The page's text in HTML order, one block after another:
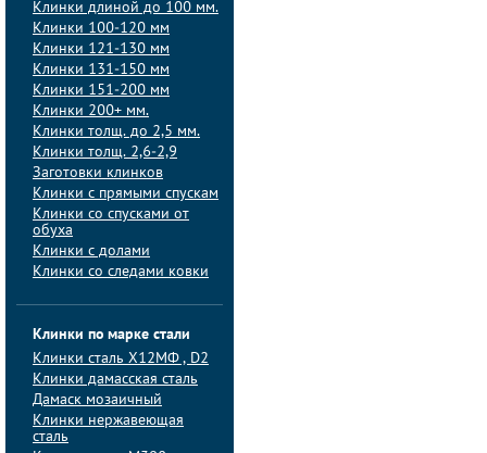
Клинки длиной до 100 мм.
Клинки 100-120 мм
Клинки 121-130 мм
Клинки 131-150 мм
Клинки 151-200 мм
Клинки 200+ мм.
Клинки толщ. до 2,5 мм.
Клинки толщ. 2,6-2,9
Заготовки клинков
Клинки с прямыми спускам
Клинки со спусками от
обуха
Клинки с долами
Клинки со следами ковки
Клинки по марке стали
Клинки сталь Х12МФ , D2
Клинки дамасская сталь
Дамаск мозаичный
Клинки нержавеющая
сталь